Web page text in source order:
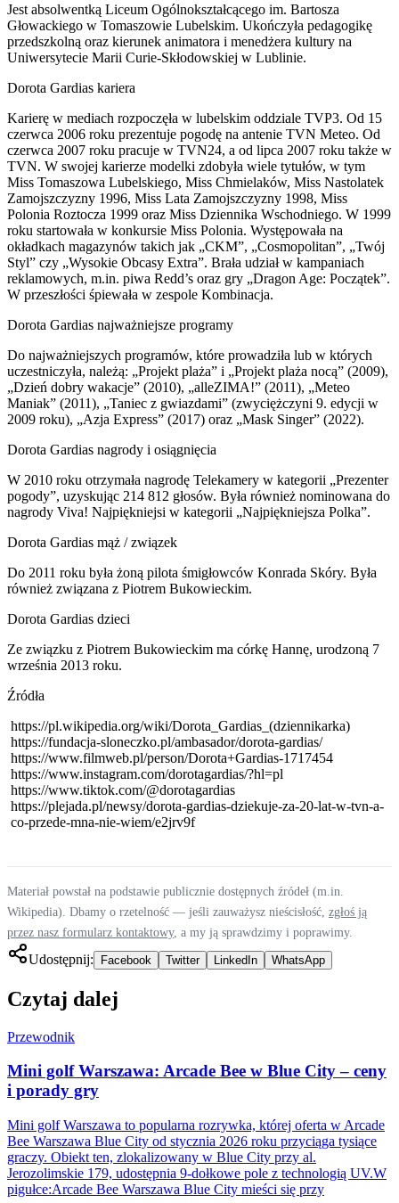
Jest absolwentką Liceum Ogólnokształcącego im. Bartosza
Głowackiego w Tomaszowie Lubelskim. Ukończyła pedagogikę
przedszkolną oraz kierunek animatora i menedżera kultury na
Uniwersytecie Marii Curie-Skłodowskiej w Lublinie.
Dorota Gardias kariera
Karierę w mediach rozpoczęła w lubelskim oddziale TVP3. Od 15
czerwca 2006 roku prezentuje pogodę na antenie TVN Meteo. Od
czerwca 2007 roku pracuje w TVN24, a od lipca 2007 roku także w
TVN. W swojej karierze modelki zdobyła wiele tytułów, w tym
Miss Tomaszowa Lubelskiego, Miss Chmielaków, Miss Nastolatek
Zamojszczyzny 1996, Miss Lata Zamojszczyzny 1998, Miss
Polonia Roztocza 1999 oraz Miss Dziennika Wschodniego. W 1999
roku startowała w konkursie Miss Polonia. Występowała na
okładkach magazynów takich jak „CKM”, „Cosmopolitan”, „Twój
Styl” czy „Wysokie Obcasy Extra”. Brała udział w kampaniach
reklamowych, m.in. piwa Redd’s oraz gry „Dragon Age: Początek”.
W przeszłości śpiewała w zespole Kombinacja.
Dorota Gardias najważniejsze programy
Do najważniejszych programów, które prowadziła lub w których
uczestniczyła, należą: „Projekt plaża” i „Projekt plaża nocą” (2009),
„Dzień dobry wakacje” (2010), „alleZIMA!” (2011), „Meteo
Maniak” (2011), „Taniec z gwiazdami” (zwyciężczyni 9. edycji w
2009 roku), „Azja Express” (2017) oraz „Mask Singer” (2022).
Dorota Gardias nagrody i osiągnięcia
W 2010 roku otrzymała nagrodę Telekamery w kategorii „Prezenter
pogody”, uzyskując 214 812 głosów. Była również nominowana do
nagrody Viva! Najpiękniejsi w kategorii „Najpiękniejsza Polka”.
Dorota Gardias mąż / związek
Do 2011 roku była żoną pilota śmigłowców Konrada Skóry. Była
również związana z Piotrem Bukowieckim.
Dorota Gardias dzieci
Ze związku z Piotrem Bukowieckim ma córkę Hannę, urodzoną 7
września 2013 roku.
Źródła
https://pl.wikipedia.org/wiki/Dorota_Gardias_(dziennikarka)
https://fundacja-sloneczko.pl/ambasador/dorota-gardias/
https://www.filmweb.pl/person/Dorota+Gardias-1717454
https://www.instagram.com/dorotagardias/?hl=pl
https://www.tiktok.com/@dorotagardias
https://plejada.pl/newsy/dorota-gardias-dziekuje-za-20-lat-w-tvn-a-
co-przede-mna-nie-wiem/e2jrv9f
Materiał powstał na podstawie publicznie dostępnych źródeł (m.in.
Wikipedia). Dbamy o rzetelność — jeśli zauważysz nieścisłość, zgłoś ją
przez nasz formularz kontaktowy, a my ją sprawdzimy i poprawimy.
Udostępnij: Facebook Twitter LinkedIn WhatsApp
Czytaj dalej
Przewodnik
Mini golf Warszawa: Arcade Bee w Blue City – ceny
i porady gry
Mini golf Warszawa to popularna rozrywka, której oferta w Arcade
Bee Warszawa Blue City od stycznia 2026 roku przyciąga tysiące
graczy. Obiekt ten, zlokalizowany w Blue City przy al.
Jerozolimskie 179, udostępnia 9-dołkowe pole z technologią UV.W
pigułce:Arcade Bee Warszawa Blue City mieści się przy